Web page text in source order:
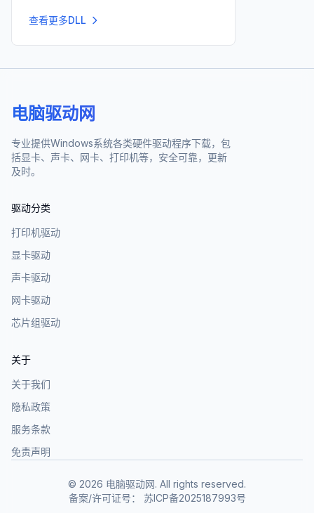
查看更多DLL
电脑驱动网
专业提供Windows系统各类硬件驱动程序下载，包
括显卡、声卡、网卡、打印机等，安全可靠，更新
及时。
驱动分类
打印机驱动
显卡驱动
声卡驱动
网卡驱动
芯片组驱动
关于
关于我们
隐私政策
服务条款
免责声明
© 2026 电脑驱动网. All rights reserved.
备案/许可证号：
苏ICP备2025187993号